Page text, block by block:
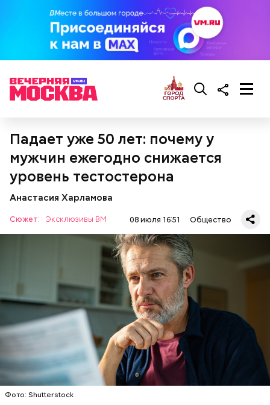
Падает уже 50 лет: почему у
мужчин ежегодно снижается
уровень тестостерона
Анастасия Харламова
Сюжет: Эксклюзивы ВМ 08 июля 16:51 Общество
Фото: Shutterstock
Все в противне заливается сливками. По вкусу
можно добавить соль и перец. Сверху блюдо
присыпают свежим базиликом и отправляют в
духовку на 15 минут.
Курица с кабачками по-тайски